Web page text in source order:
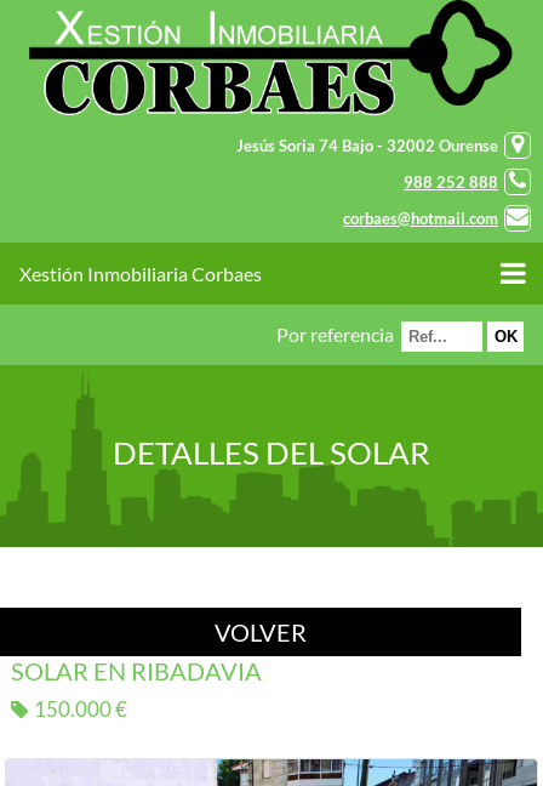
Jesús Soria 74 Bajo - 32002 Ourense
988 252 888
corbaes@hotmail.com
Xestión Inmobiliaria Corbaes
Por referencia
DETALLES DEL SOLAR
VOLVER
SOLAR EN RIBADAVIA
150.000 €